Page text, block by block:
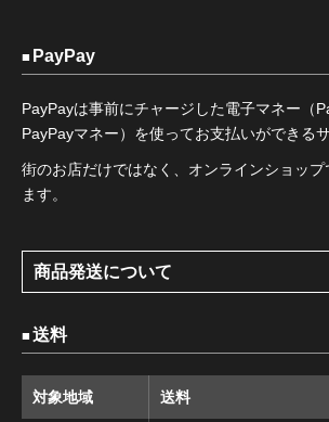
PayPay
PayPayは事前にチャージした電子マネー（
PayPayマネー）を使ってお支払いができる
街のお店だけではなく、オンラインショッ
ます。
商品発送について
送料
対象地域 送料